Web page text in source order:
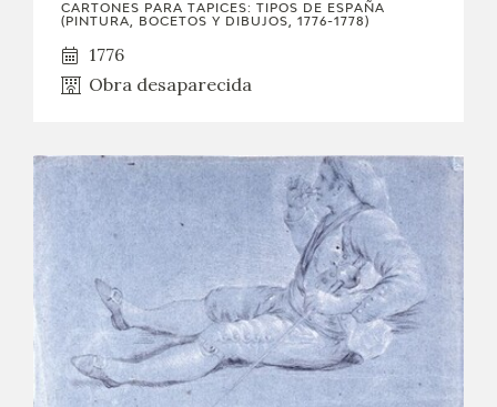
TIENDA
EDUCA
CEDEA
RECURSOS EDUCATIVOS
CARTONES PARA TAPICES: TIPOS DE ESPAÑA
(PINTURA, BOCETOS Y DIBUJOS, 1776-1778)
1776
Obra desaparecida